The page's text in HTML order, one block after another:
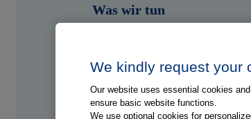
Was wir tun
We kindly request your
Our website uses essential cookies
ensure basic website functions.
We use optional cookies for